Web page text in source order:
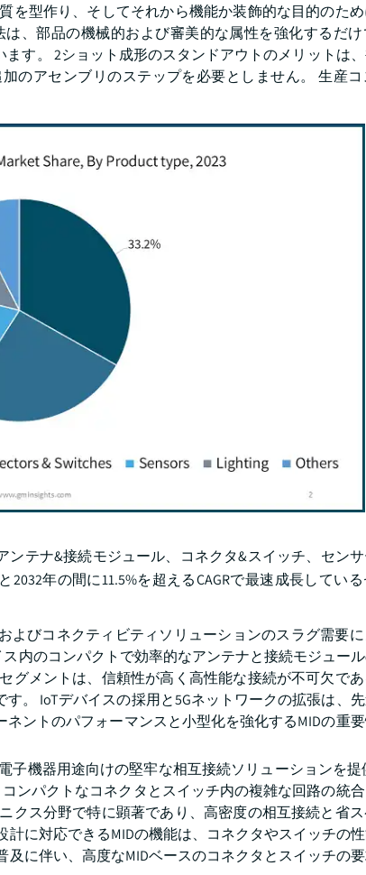
を型作り、そしてそれから機能か装飾的な目的のた
、部品の機械的および審美的な属性を強化するだ
す。 2ショット成形のスタンドアウトのメリットは
のアセンブリのステップを必要としません。 生産
テナ&接続モジュール、コネクタ&スイッチ、セン
年の間に11.5%を超えるCAGRで最速成長してい
びコネクティビティソリューションのスラグ需要
内のコンパクトで効率的なアンテナと接続モジュー
メントは、信頼性が高く高性能な接続が不可欠であ
。 IoTデバイスの採用と5Gネットワークの拡張は、
ントのパフォーマンスと小型化を強化するMIDの重
子機器用途向けの堅牢な相互接続ソリューションを提
ンパクトなコネクタとスイッチ内の複雑な回路の統
クス分野で特に顕著であり、高密度の相互接続と省
に対応できるMIDの機能は、コネクタやスイッチの
に伴い、高度なMIDベースのコネクタとスイッチの